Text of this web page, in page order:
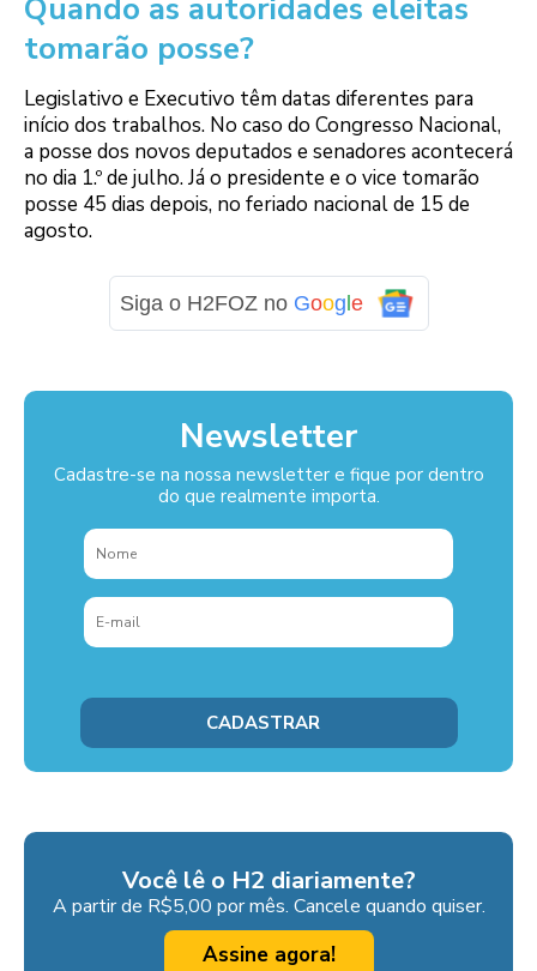
Quando as autoridades eleitas
tomarão posse?
Legislativo e Executivo têm datas diferentes para
início dos trabalhos. No caso do Congresso Nacional,
a posse dos novos deputados e senadores acontecerá
no dia 1.º de julho. Já o presidente e o vice tomarão
posse 45 dias depois, no feriado nacional de 15 de
agosto.
Siga o H2FOZ no Google
Newsletter
Cadastre-se na nossa newsletter e fique por dentro
do que realmente importa.
Você lê o H2 diariamente?
A partir de R$5,00 por mês. Cancele quando quiser.
Assine agora!